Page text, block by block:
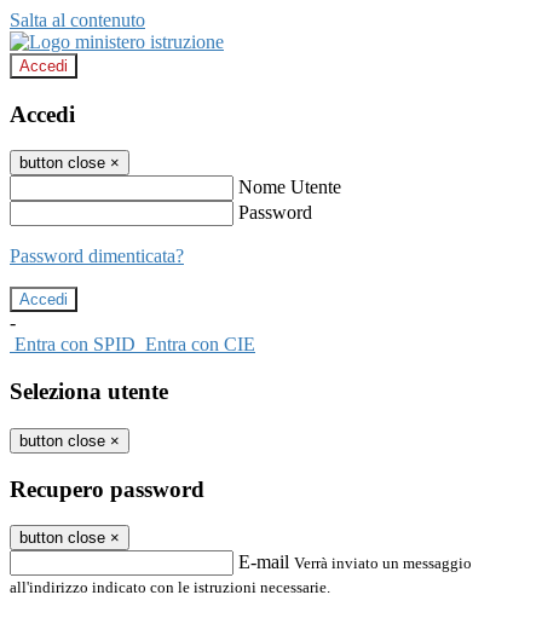
Salta al contenuto
Accedi
Accedi
button close ×
Nome Utente
Password
Password dimenticata?
-
Entra con SPID Entra con CIE
Seleziona utente
button close ×
Recupero password
button close ×
E-mail Verrà inviato un messaggio
all'indirizzo indicato con le istruzioni necessarie.